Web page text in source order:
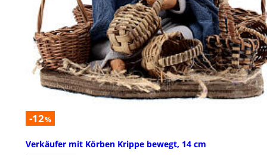
-12%
Verkäufer mit Körben Krippe bewegt, 14 cm